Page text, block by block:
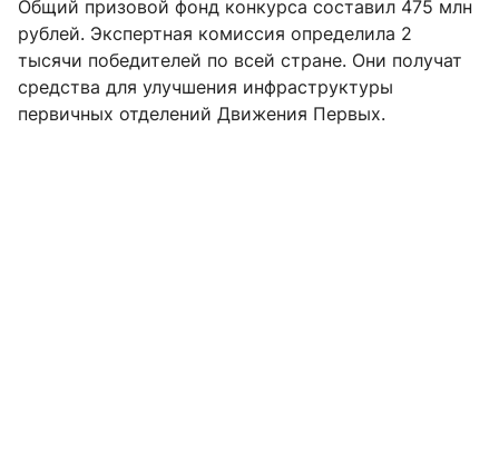
Общий призовой фонд конкурса составил 475 млн
рублей. Экспертная комиссия определила 2
тысячи победителей по всей стране. Они получат
средства для улучшения инфраструктуры
первичных отделений Движения Первых.